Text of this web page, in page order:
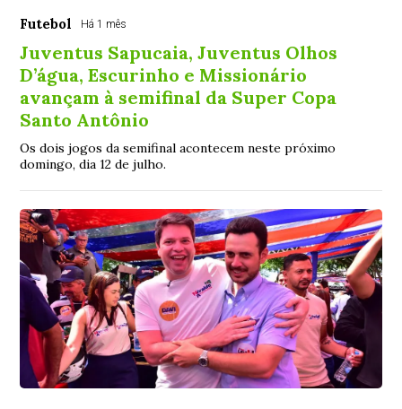
Futebol Há 1 mês
Juventus Sapucaia, Juventus Olhos
D’água, Escurinho e Missionário
avançam à semifinal da Super Copa
Santo Antônio
Os dois jogos da semifinal acontecem neste próximo
domingo, dia 12 de julho.